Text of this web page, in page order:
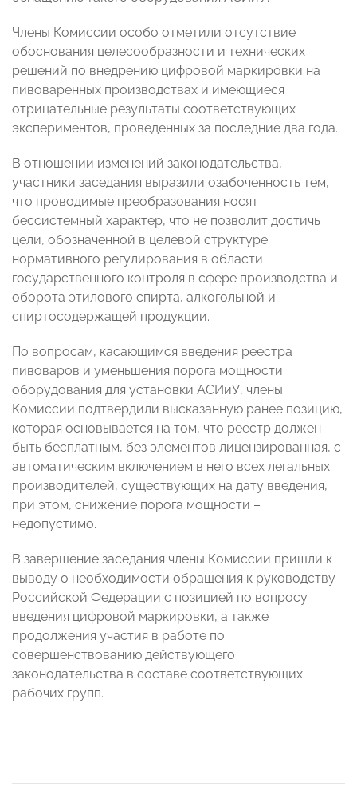
Члены Комиссии особо отметили отсутствие
обоснования целесообразности и технических
решений по внедрению цифровой маркировки на
пивоваренных производствах и имеющиеся
отрицательные результаты соответствующих
экспериментов, проведенных за последние два года.
В отношении изменений законодательства,
участники заседания выразили озабоченность тем,
что проводимые преобразования носят
бессистемный характер, что не позволит достичь
цели, обозначенной в целевой структуре
нормативного регулирования в области
государственного контроля в сфере производства и
оборота этилового спирта, алкогольной и
спиртосодержащей продукции.
По вопросам, касающимся введения реестра
пивоваров и уменьшения порога мощности
оборудования для установки АСИиУ, члены
Комиссии подтвердили высказанную ранее позицию,
которая основывается на том, что реестр должен
быть бесплатным, без элементов лицензированная, с
автоматическим включением в него всех легальных
производителей, существующих на дату введения,
при этом, снижение порога мощности –
недопустимо.
В завершение заседания члены Комиссии пришли к
выводу о необходимости обращения к руководству
Российской Федерации с позицией по вопросу
введения цифровой маркировки, а также
продолжения участия в работе по
совершенствованию действующего
законодательства в составе соответствующих
рабочих групп.